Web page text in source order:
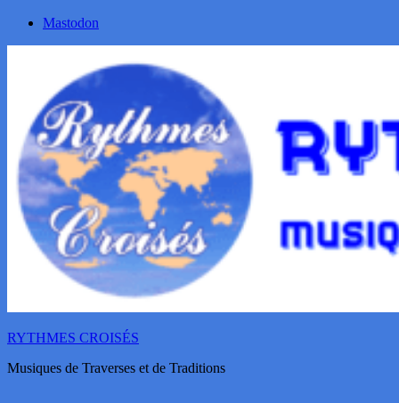
Mastodon
RYTHMES CROISÉS
Musiques de Traverses et de Traditions